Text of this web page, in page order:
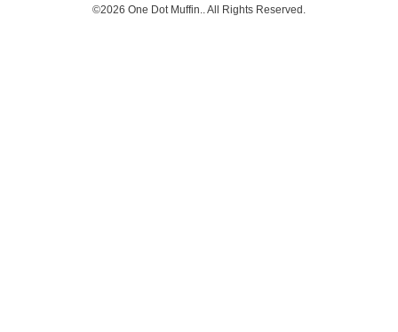
©2026 One Dot Muffin. . All Rights Reserved.